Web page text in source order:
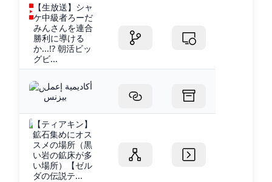
【生放送】シャ
ケ中級者ろーだ
みんさんを連合
勝利に導ける
か...!? 朝活ビッ
グビ...
أكاديمية إعمل
بيزنس
【ティアキン】
鉱石集めにオス
スメの場所（黒
い岩の鉱床が多
い場所）【ゼル
ダの伝説テ...